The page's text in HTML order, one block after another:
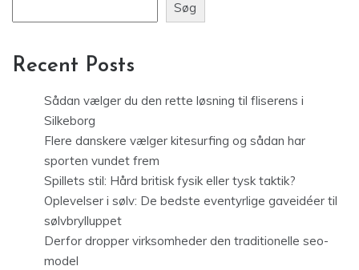
Søg
Recent Posts
Sådan vælger du den rette løsning til fliserens i
Silkeborg
Flere danskere vælger kitesurfing og sådan har
sporten vundet frem
Spillets stil: Hård britisk fysik eller tysk taktik?
Oplevelser i sølv: De bedste eventyrlige gaveidéer til
sølvbrylluppet
Derfor dropper virksomheder den traditionelle seo-
model